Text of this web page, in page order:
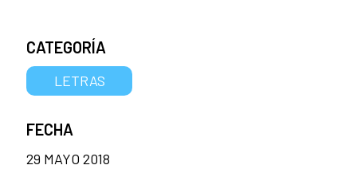
CATEGORÍA
LETRAS
FECHA
29 MAYO 2018